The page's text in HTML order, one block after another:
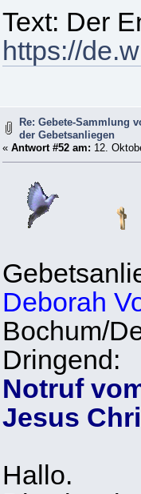
Text: Der
https://
Re: Gebete-Sammlung
der Gebetsanliegen
« Antwort #52 am: 12.
Deborah
Bochum/
Dringend:
Notruf
Jesus
Hallo.